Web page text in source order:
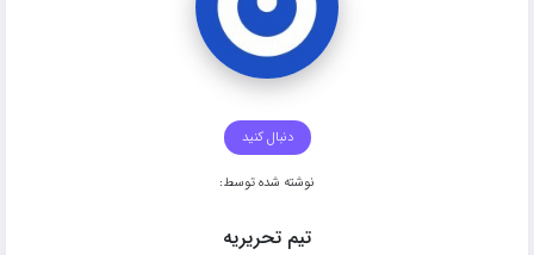
دنبال کنید
نوشته شده توسط:
تیم تحریریه